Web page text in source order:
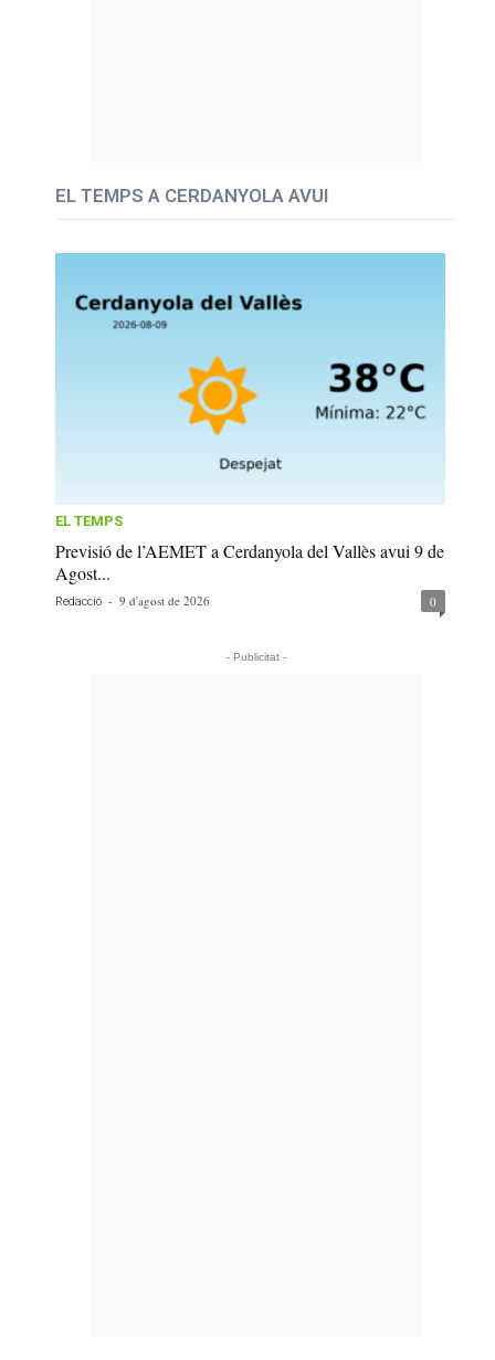
EL TEMPS A CERDANYOLA AVUI
EL TEMPS
Previsió de l’AEMET a Cerdanyola del Vallès avui 9 de
Agost...
Redacció - 9 d'agost de 2026 0
- Publicitat -